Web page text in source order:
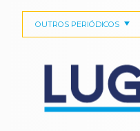
OUTROS PERIÓDICOS